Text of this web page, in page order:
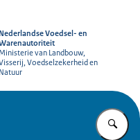
Nederlandse Voedsel- en
Ministerie van Landbouw,
Voedselzekerheid en
Natuur